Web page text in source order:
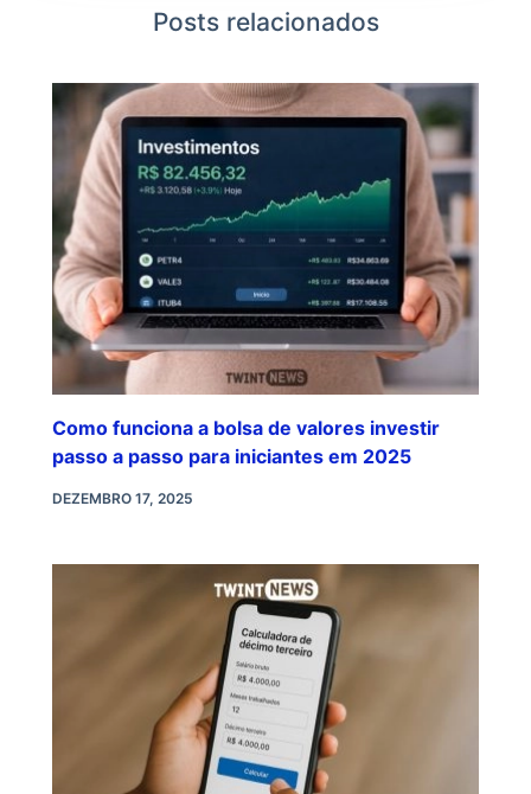
Posts relacionados
Como funciona a bolsa de valores investir
passo a passo para iniciantes em 2025
DEZEMBRO 17, 2025